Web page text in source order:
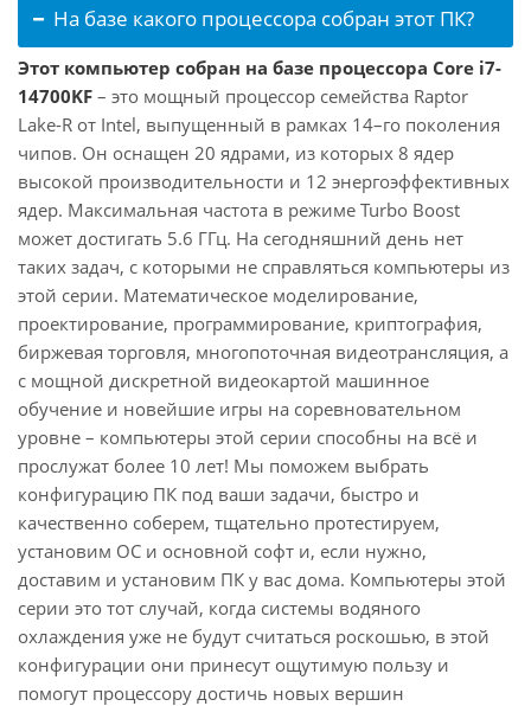
На базе какого процессора собран этот ПК?
Этот компьютер собран на базе процессора Core i7-
14700KF – это мощный процессор семейства Raptor
Lake-R от Intel, выпущенный в рамках 14–го поколения
чипов. Он оснащен 20 ядрами, из которых 8 ядер
высокой производительности и 12 энергоэффективных
ядер. Максимальная частота в режиме Turbo Boost
может достигать 5.6 ГГц. На сегодняшний день нет
таких задач, с которыми не справляться компьютеры из
этой серии. Математическое моделирование,
проектирование, программирование, криптография,
биржевая торговля, многопоточная видеотрансляция, а
с мощной дискретной видеокартой машинное
обучение и новейшие игры на соревновательном
уровне – компьютеры этой серии способны на всё и
прослужат более 10 лет! Мы поможем выбрать
конфигурацию ПК под ваши задачи, быстро и
качественно соберем, тщательно протестируем,
установим ОС и основной софт и, если нужно,
доставим и установим ПК у вас дома. Компьютеры этой
серии это тот случай, когда системы водяного
охлаждения уже не будут считаться роскошью, в этой
конфигурации они принесут ощутимую пользу и
помогут процессору достичь новых вершин